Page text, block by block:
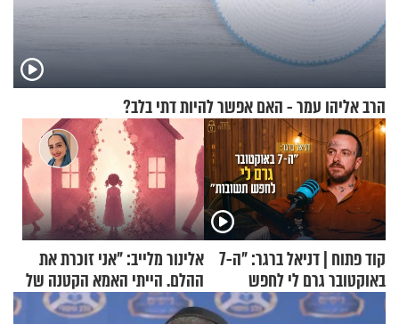
הרב אליהו עמר - האם אפשר להיות דתי בלב?
קוד פתוח | דניאל ברגר: "ה-7
באוקטובר גרם לי לחפש
תשובות"
אלינור מלייב: "אני זוכרת את
ההלם. הייתי האמא הקטנה של
הבית"